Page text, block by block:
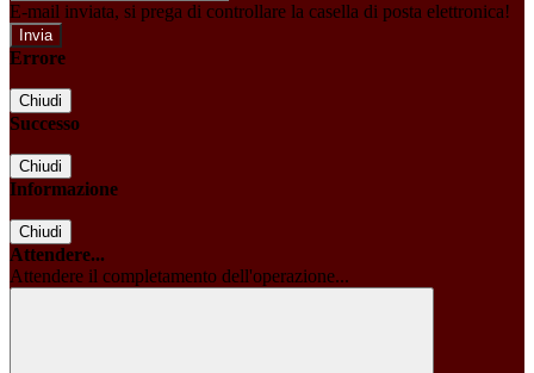
E-mail inviata, si prega di controllare la casella di posta elettronica!
Errore
Chiudi
Successo
Chiudi
Informazione
Chiudi
Attendere...
Attendere il completamento dell'operazione...